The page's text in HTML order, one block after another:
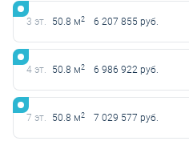
3 эт. 50.8 м2 6 207 855 руб.
4 эт. 50.8 м2 6 986 922 руб.
7 эт. 50.8 м2 7 029 577 руб.